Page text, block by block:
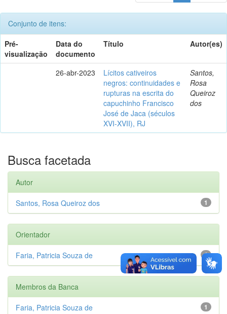
Conjunto de itens:
Pré-
visualização
Data do
documento
Título Autor(es)
26-abr-2023
Lícitos cativeiros
negros: continuidades e
rupturas na escrita do
capuchinho Francisco
José de Jaca (séculos
XVI-XVII), RJ
Santos,
Rosa
Queiroz
dos
Busca facetada
Autor
1
Santos, Rosa Queiroz dos
Orientador
1
Faria, Patricia Souza de
Membros da Banca
1
Faria, Patricia Souza de